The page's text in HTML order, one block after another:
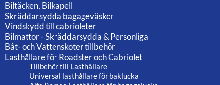
Biltäcken, Bilkapell
Skräddarsydda bagageväskor
Vindskydd till cabrioleter
Bilmattor - Skräddarsydda & Personliga
Båt- och Vattenskoter tillbehör
Lasthållare för Roadster och Cabriolet
Tillbehör till Lasthållare
Universal lasthållare för baklucka